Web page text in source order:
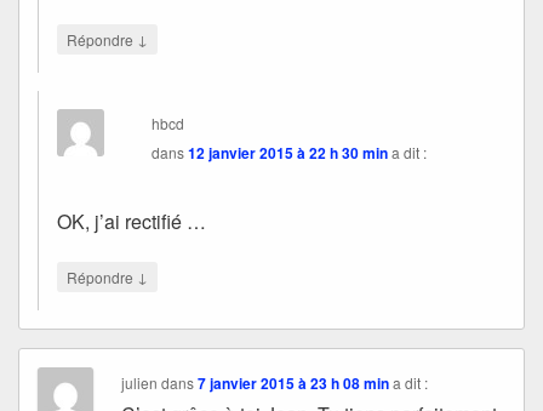
Répondre ↓
hbcd
dans12 janvier 2015 à 22 h 30 mina dit :
OK, j’ai rectifié …
Répondre ↓
julien dans7 janvier 2015 à 23 h 08 min a dit :